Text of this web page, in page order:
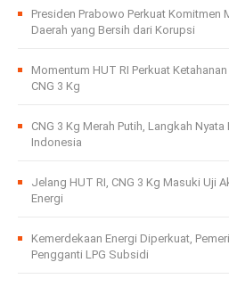
Presiden Prabowo Perkuat Komitmen
Daerah yang Bersih dari Korupsi
Momentum HUT RI Perkuat
CNG 3 Kg
CNG 3 Kg Merah Putih, Langkah
Indonesia
Jelang HUT RI, CNG 3 Kg Masuki Uji
Energi
Kemerdekaan Energi Diperkuat,
Pengganti LPG Subsidi